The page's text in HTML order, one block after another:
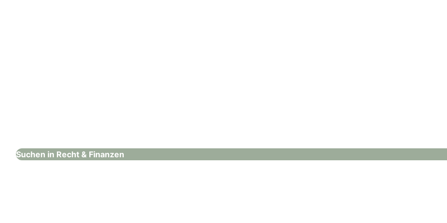
Suchen in Recht & Finanzen